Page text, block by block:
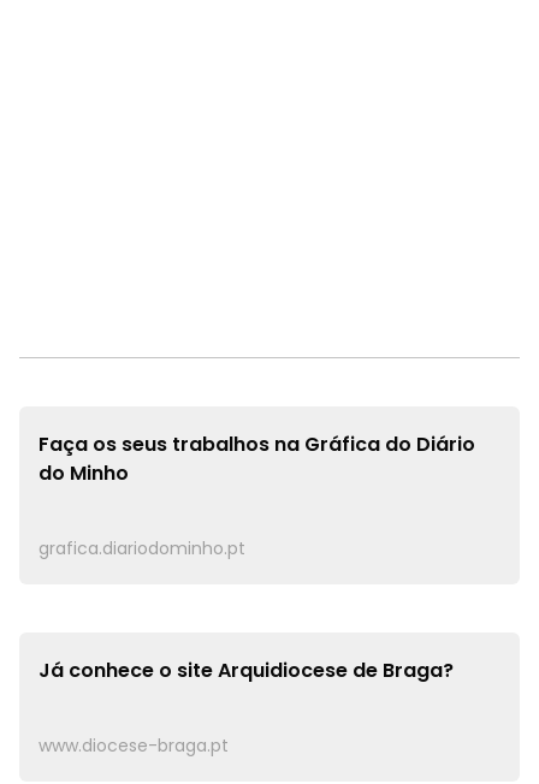
Faça os seus trabalhos na Gráfica do Diário
do Minho
grafica.diariodominho.pt
Já conhece o siteArquidiocese de Braga?
www.diocese-braga.pt